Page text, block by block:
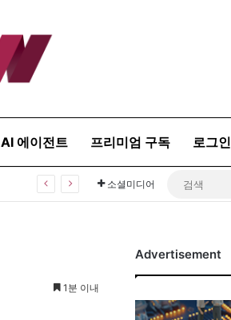
AI 에이전트 프리미엄 구독 로그인
소셜미디어
1분 이내
Advertisement